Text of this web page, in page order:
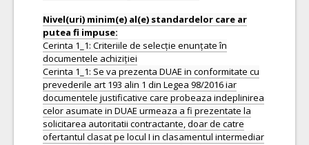
Nivel(uri) minim(e) al(e) standardelor care ar
Cerinta 1_1: Criteriile de selecție enunțate în
documentele achiziției
Cerinta 1_1: Se va prezenta DUAE in conformitate cu
prevederile art 193 alin 1 din Legea 98/2016 iar
documentele justificative care probeaza indeplinirea
celor asumate in DUAE urmeaza a fi prezentate la
solicitarea autoritatii contractante, doar de catre
ofertantul clasat pe locul I in clasamentul intermediar